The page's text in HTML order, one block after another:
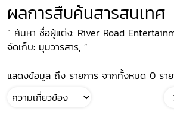
ผลการสืบค้นสารสนเทศ
“ ค้นหา ชื่อผู้แต่ง: River Road
จัดเก็บ: มุมวารสาร, ”
แสดงข้อมูล ถึง รายการ จากทั้งหมด 0 รา